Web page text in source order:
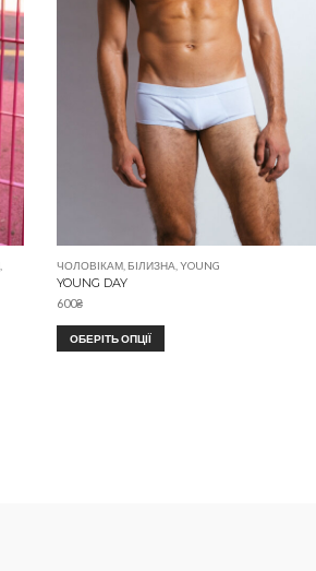
ЧОЛОВІКАМ, БІЛИЗНА YOUNG
YOUNG DAY
600₴
ОБЕРІТЬ ОПЦІЇ